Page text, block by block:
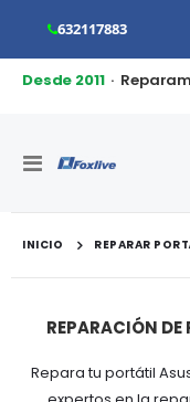
632117883
Desde 2011·
Toggle
INICIO REPARAR
REPARACIÓN DE
Repara tu portátil